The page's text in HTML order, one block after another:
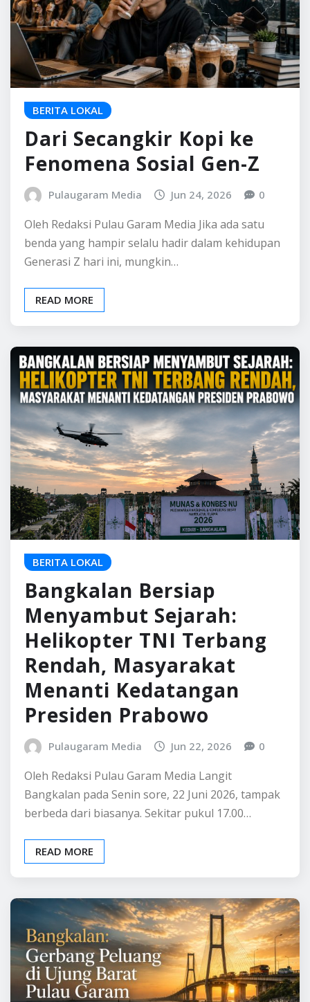
BERITA LOKAL
Dari Secangkir Kopi ke
Fenomena Sosial Gen-Z
Pulaugaram Media Jun 24, 2026 0
Oleh Redaksi Pulau Garam Media Jika ada satu
benda yang hampir selalu hadir dalam kehidupan
Generasi Z hari ini, mungkin…
READ MORE
BERITA LOKAL
Bangkalan Bersiap
Menyambut Sejarah:
Helikopter TNI Terbang
Rendah, Masyarakat
Menanti Kedatangan
Presiden Prabowo
Pulaugaram Media Jun 22, 2026 0
Oleh Redaksi Pulau Garam Media Langit
Bangkalan pada Senin sore, 22 Juni 2026, tampak
berbeda dari biasanya. Sekitar pukul 17.00…
READ MORE